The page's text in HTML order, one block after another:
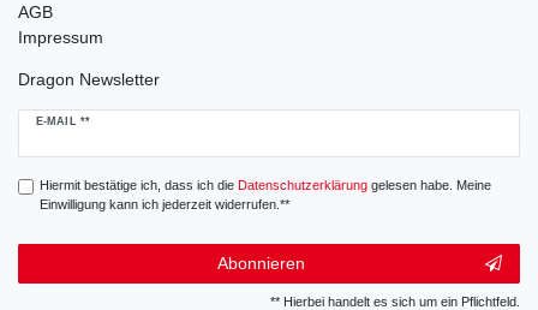
AGB
Impressum
Dragon Newsletter
E-MAIL **
Newsletter
Hiermit bestätige ich, dass ich die Daten­schutz­erklärunggelesen habe. Meine
Einwilligung kann ich jederzeit widerrufen.**
Abonnieren
** Hierbei handelt es sich um ein Pflichtfeld.